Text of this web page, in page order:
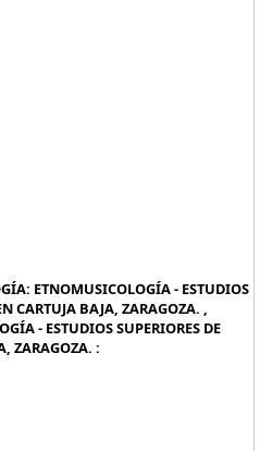
ETNOMUSICOLOGÍA - ESTUDIOS
CARTUJA BAJA, ZARAGOZA. ,
- ESTUDIOS SUPERIORES DE
ZARAGOZA. :